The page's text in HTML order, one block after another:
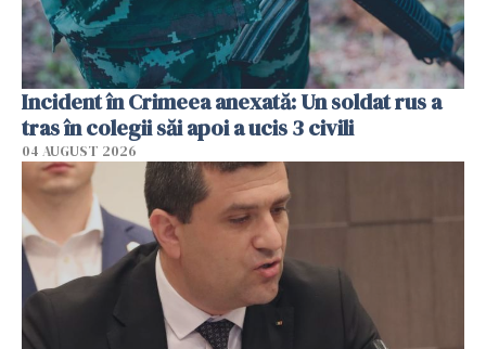
Incident în Crimeea anexată: Un soldat rus a
tras în colegii săi apoi a ucis 3 civili
04 AUGUST 2026